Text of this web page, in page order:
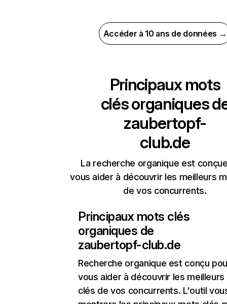
Accéder à 10 ans de données →
Principaux mots
clés organiques
zaubertopf-
club.de
La recherche organique est
vous aider à découvrir les meilleurs
de vos concurrents.
Principaux mots clés
organiques de
zaubertopf-club.de
Recherche organique est conçu
vous aider à découvrir les
clés de vos concurrents. L'outil